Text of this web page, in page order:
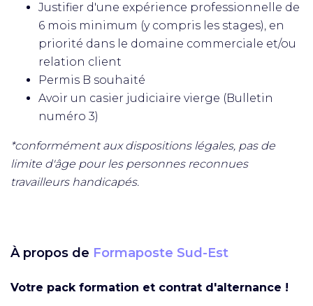
Justifier d'une expérience professionnelle de
6 mois minimum (y compris les stages), en
priorité dans le domaine commerciale et/ou
relation client
Permis B souhaité
Avoir un casier judiciaire vierge (Bulletin
numéro 3)
*conformément aux dispositions légales, pas de
limite d'âge pour les personnes reconnues
travailleurs handicapés.
À propos de Formaposte Sud-Est
Votre pack formation et contrat d'alternance !